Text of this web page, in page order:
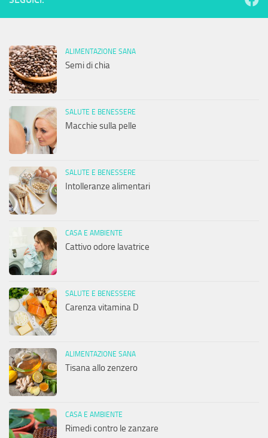
ALIMENTAZIONE SANA
Semi di chia
SALUTE E BENESSERE
Macchie sulla pelle
SALUTE E BENESSERE
Intolleranze alimentari
CASA E AMBIENTE
Cattivo odore lavatrice
SALUTE E BENESSERE
Carenza vitamina D
ALIMENTAZIONE SANA
Tisana allo zenzero
CASA E AMBIENTE
Rimedi contro le zanzare